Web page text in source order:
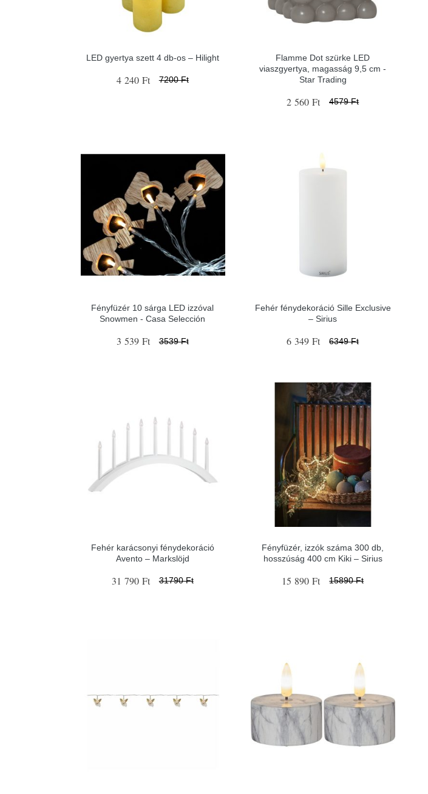
LED gyertya szett 4 db-os – Hilight
4 240 Ft 7200 Ft
Flamme Dot szürke LED
viaszgyertya, magasság 9,5 cm -
Star Trading
2 560 Ft 4579 Ft
Fényfüzér 10 sárga LED izzóval
Snowmen - Casa Selección
3 539 Ft 3539 Ft
Fehér fénydekoráció Sille Exclusive
– Sirius
6 349 Ft 6349 Ft
Fehér karácsonyi fénydekoráció
Avento – Markslöjd
31 790 Ft 31790 Ft
Fényfüzér, izzók száma 300 db,
hosszúság 400 cm Kiki – Sirius
15 890 Ft 15890 Ft